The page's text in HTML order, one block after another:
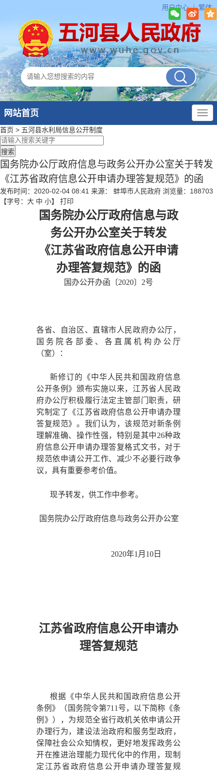
用户中心 繁体
网站首页
首页 > 五河县水利局信息公开制度
国务院办公厅政府信息与政务公开办公室关于转发
《江苏省政府信息公开申请办理答复规范》的函
发布时间：2020-02-04 08:41 来源： 蚌埠市人民政府 浏览量： 188703
【字号： 大 中 小】 打印
国务院办公厅政府信息与政
务公开办公室关于转发
《江苏省政府信息公开申请
办理答复规范》的函
国办公开办函〔2020〕2号
各省、自治区、直辖市人民政府办公厅，
国务院各部委、各直属机构办公厅
（室）：
新修订的《中华人民共和国政府信息
公开条例》颁布实施以来，江苏省人民政
府办公厅积极履行法定主管部门职责，研
究制定了《江苏省政府信息公开申请办理
答复规范》。我们认为，该规范对新条例
理解准确、操作性强，特别是其中26种政
府信息公开申请办理答复格式文书，对于
规范依申请公开工作、减少不必要行政争
议，具有重要参考价值。
现予转发，供工作中参考。
国务院办公厅政府信息与政务公开办公室
2020年1月10日
江苏省政府信息公开申请办
理答复规范
根据《中华人民共和国政府信息公开
条例》（国务院令第711号，以下简称《条
例》），为规范全省行政机关依申请公开
办理行为，建设法治政府和服务型政府，
保障社会公众知情权，更好地发挥政务公
开在推进治理能力现代化中的作用，现制
定江苏省政府信息公开申请办理答复规